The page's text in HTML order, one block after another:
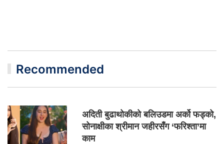
Recommended
अदिती बुढाथोकीको बलिउडमा अर्को फड्को,
सोनाक्षीका श्रीमान जहीरसँग ‘फरिश्ता’मा
काम